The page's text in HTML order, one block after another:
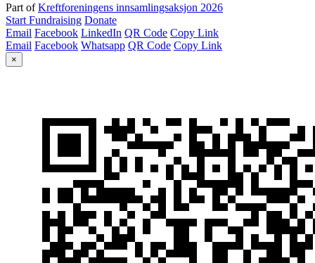
Part ofKreftforeningens innsamlingsaksjon 2026
Start Fundraising Donate
Email Facebook LinkedIn QR Code Copy Link
Email Facebook Whatsapp QR Code Copy Link
×